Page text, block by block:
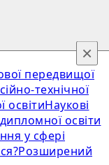
передвищої
технічної
освітиНаукові
освіти
у сфері
Розширений
×